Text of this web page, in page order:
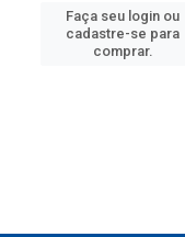
Faça seu login ou
cadastre-se para
comprar.